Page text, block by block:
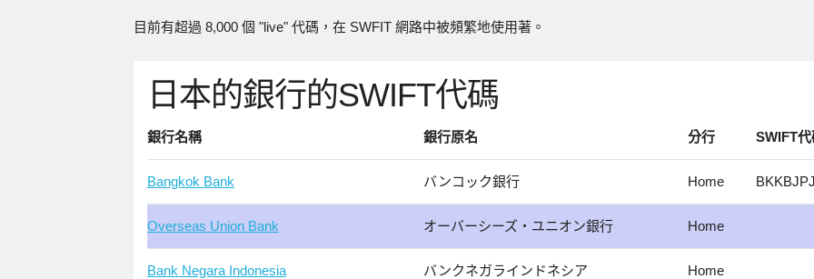
目前有超過 8,000 個 "live" 代碼，在 SWFIT 網路中被頻繁地使用著。
日本的銀行的SWIFT代碼
銀行名稱 銀行原名 分行 SWIFT代
Bangkok Bank バンコック銀行 Home
Overseas Union Bank オーバーシーズ・ユニオン銀行 Home
Bank Negara Indonesia バンクネガラインドネシア Home